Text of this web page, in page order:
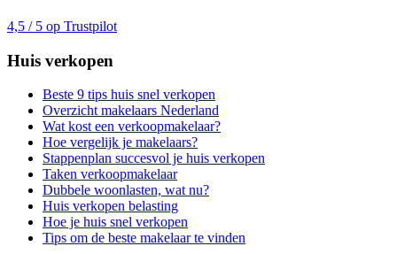
4,5 / 5 op Trustpilot
Huis verkopen
Beste 9 tips huis snel verkopen
Overzicht makelaars Nederland
Wat kost een verkoopmakelaar?
Hoe vergelijk je makelaars?
Stappenplan succesvol je huis verkopen
Taken verkoopmakelaar
Dubbele woonlasten, wat nu?
Huis verkopen belasting
Hoe je huis snel verkopen
Tips om de beste makelaar te vinden